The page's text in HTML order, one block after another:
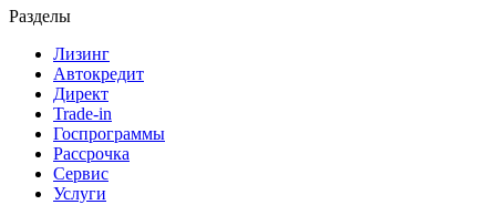
Разделы
Лизинг
Автокредит
Директ
Trade-in
Госпрограммы
Рассрочка
Сервис
Услуги